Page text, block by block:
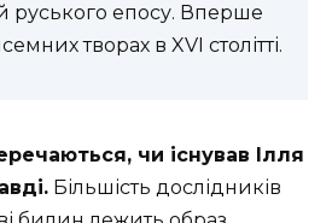
руського епосу. Вперше
творах в XVI столітті.
чи існував Ілля
Більшість дослідників